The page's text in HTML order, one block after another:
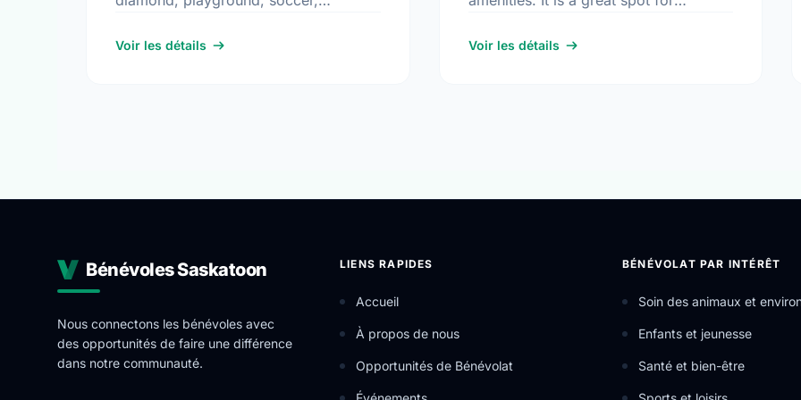
walking paths, and water play. It is a
Voir les détails
air.
Voir les détails
Bénévoles Saskatoon
Nous connectons les bénévoles avec
des opportunités de faire une différence
dans notre communauté.
LIENS RAPIDES
Accueil
À propos de nous
Opportunités de Bénévolat
BÉNÉVOLAT PAR INTÉRÊT
Soin des animaux et
Enfants et jeunesse
Santé et bien-être